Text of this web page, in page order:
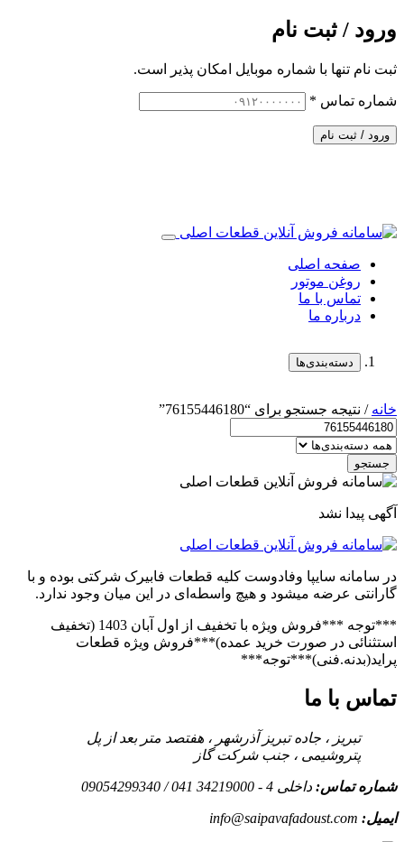
ورود / ثبت نام
ثبت نام تنها با شماره موبایل امکان پذیر است.
شماره تماس *
ورود / ثبت نام
صفحه اصلی
روغن موتور
تماس با ما
درباره ما
دسته‌بندی‌ها
خانه / نتیجه جستجو برای “76155446180”
جستجو
آگهی پیدا نشد
در سامانه سایپا وفادوست کلیه قطعات فابیرک شرکتی بوده و با
گارانتی عرضه میشود و هیچ واسطه‌ای در این میان وجود ندارد.
***توجه ***فروش ویژه با تخفیف از اول آبان 1403 (تخفیف
استثنائی در صورت خرید عمده)***فروش ویژه قطعات
پراید(بدنه.فنی)***توجه***
تماس با ما
تبریز ، جاده تبریز آذرشهر ، هفتصد متر بعد از پل
پتروشیمی ، جنب شرکت گاز
شماره تماس: داخلی 4 - 34219000 041 / 09054299340
ایمیل: info@saipavafadoust.com